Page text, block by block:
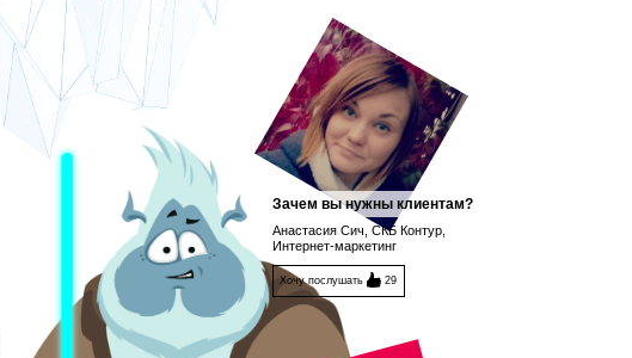
Зачем вы нужны клиентам?
Анастасия Сич, СКБ Контур,
Интернет-маркетинг
Хочу послушать 29